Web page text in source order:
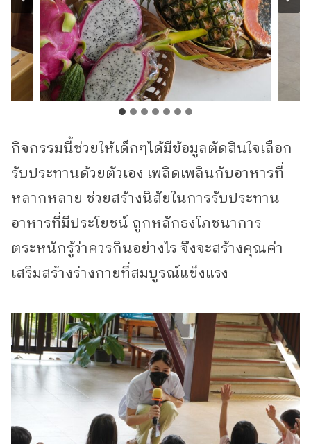
กิจกรรมนี้ช่วยให้เด็กๆได้มีข้อมูลตัดสินใจเลือก
รับประทานด้วยตัวเอง เพลิดเพลินกับอาหารที่
หลากหลาย ช่วยสร้างนิสัยในการรับประทาน
อาหารที่มีประโยชน์ ถูกหลักธงโภชนาการ
ตระหนักรู้ว่าควรกินอย่างไร จึงจะสร้างคุณค่า
เสริมสร้างร่างกายที่สมบูรณ์แข็งแรง